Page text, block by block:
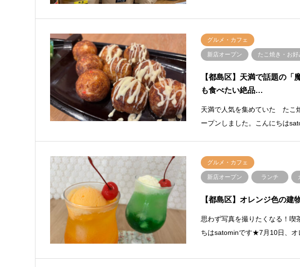
グルメ・カフェ
新店オープン たこ焼き・お好
【都島区】天満で話題の
も食べたい絶品…
天満で人気を集めていた たこ
ープンしました。こんにちは
グルメ・カフェ
新店オープン ランチ
【都島区】オレンジ色の
思わず写真を撮りたくなる！喫
ちはsatominです★7月10日、オ